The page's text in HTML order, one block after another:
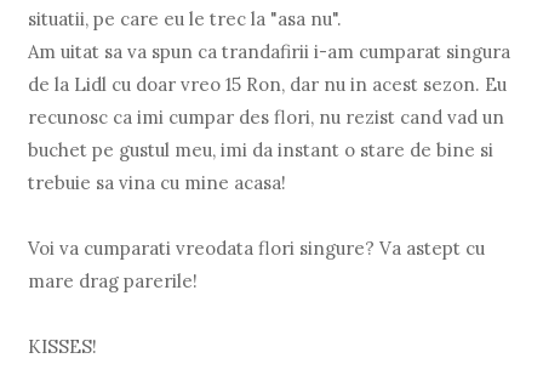
situatii, pe care eu le trec la "asa nu".
Am uitat sa va spun ca trandafirii i-am cumparat singura
de la Lidl cu doar vreo 15 Ron, dar nu in acest sezon. Eu
recunosc ca imi cumpar des flori, nu rezist cand vad un
buchet pe gustul meu, imi da instant o stare de bine si
trebuie sa vina cu mine acasa!
Voi va cumparati vreodata flori singure? Va astept cu
mare drag parerile!
KISSES!